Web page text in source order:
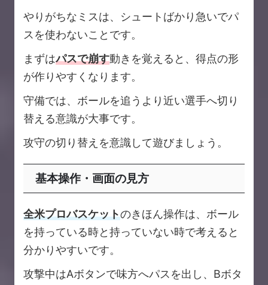
やりがちなミスは、シュートばかり急いでパ
スを使わないことです。
まずはパスで崩す動きを覚えると、得点の形
が作りやすくなります。
守備では、ボールを追うより近い選手へ切り
替える意識が大事です。
攻守の切り替えを意識して遊びましょう。
基本操作・画面の見方
全米プロバスケットのきほん操作は、ボール
を持っている時と持っていない時で考えると
分かりやすいです。
攻撃中はAボタンで味方へパスを出し、Bボタ